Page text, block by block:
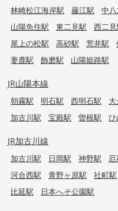
林崎松江海岸駅
藤江駅 中
山陽魚住駅
東二見駅 西二
尾上の松駅
高砂駅 荒井駅
妻鹿駅
飾磨駅 山陽姫路駅
JR山陽本線
朝霧駅 明石駅 西明石駅
加古川駅
宝殿駅 曽根駅 ひ
JR加古川線
加古川駅 日岡駅 神野駅
河合西駅
青野ヶ原駅 社町駅
比延駅
日本へそ公園駅